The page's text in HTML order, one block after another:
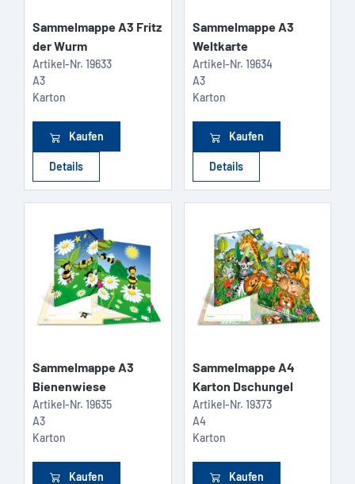
Sammelmappe A3 Fritz
der Wurm
Artikel-Nr. 19633
A3
Karton
Kaufen
Details
Sammelmappe A3
Weltkarte
Artikel-Nr. 19634
A3
Karton
Kaufen
Details
Sammelmappe A3
Bienenwiese
Artikel-Nr. 19635
A3
Karton
Kaufen
Sammelmappe A4
Karton Dschungel
Artikel-Nr. 19373
A4
Karton
Kaufen